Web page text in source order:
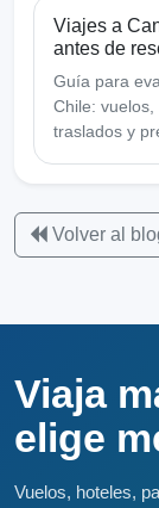
Viajes a
antes de
Guía para
Chile:
traslados y
Volver al
Viaja
elige
Vuelos, hoteles,